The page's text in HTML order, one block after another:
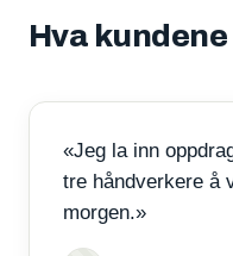
Hva
«Jeg la inn
tre håndverkere å
morgen.»